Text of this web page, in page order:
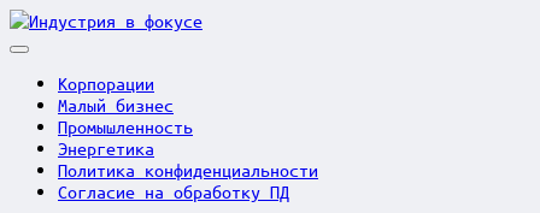
Skip
to
Индустрия
Корпорации
Малый бизнес
Промышленность
Энергетика
Политика конфиденциальности
Согласие на обработку ПД